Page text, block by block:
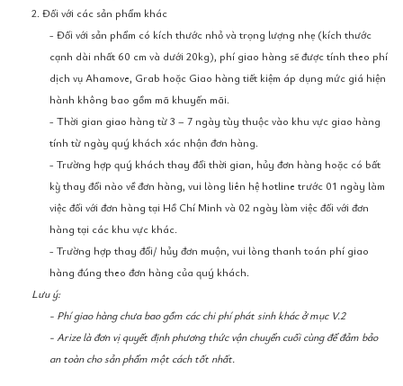
2. Đối với các sản phẩm khác
- Đối với sản phẩm có kích thước nhỏ và trọng lượng nhẹ (kích thước
cạnh dài nhất 60 cm và dưới 20kg), phí giao hàng sẽ được tính theo phí
dịch vụ Ahamove, Grab hoặc Giao hàng tiết kiệm áp dụng mức giá hiện
hành không bao gồm mã khuyến mãi.
- Thời gian giao hàng từ 3 – 7 ngày tùy thuộc vào khu vực giao hàng
tính từ ngày quý khách xác nhận đơn hàng.
- Trường hợp quý khách thay đổi thời gian, hủy đơn hàng hoặc có bất
kỳ thay đổi nào về đơn hàng, vui lòng liên hệ hotline trước 01 ngày làm
việc đối với đơn hàng tại Hồ Chí Minh và 02 ngày làm việc đối với đơn
hàng tại các khu vực khác.
- Trường hợp thay đổi/ hủy đơn muộn, vui lòng thanh toán phí giao
hàng đúng theo đơn hàng của quý khách.
Lưu ý:
- Phí giao hàng chưa bao gồm các chi phí phát sinh khác ở mục V.2
- Arize là đơn vị quyết định phương thức vận chuyển cuối cùng để đảm bảo
an toàn cho sản phẩm một cách tốt nhất.